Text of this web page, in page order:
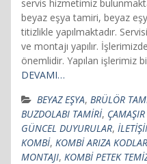
servis hizmetimiz
beyaz eşya tamiri, beyaz
titizlikle yapılmaktadır.
ve montajı yapılır.
önemlidir. Yapılan işlerimiz
DEVAMI…
BEYAZ EŞYA, BRÜLÖR
BUZDOLABI TAMİRİ,
GÜNCEL DUYURULAR,
KOMBİ, KOMBİ ARIZA
MONTAJI, KOMBİ PETEK